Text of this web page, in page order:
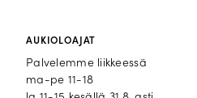
AUKIOLOAJAT
Palvelemme liikkeessä
ma-pe 11-18